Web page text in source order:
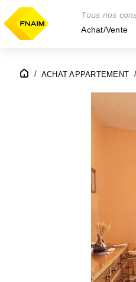
Tous nos
Achat/Vente
ACHAT APPARTEMENT